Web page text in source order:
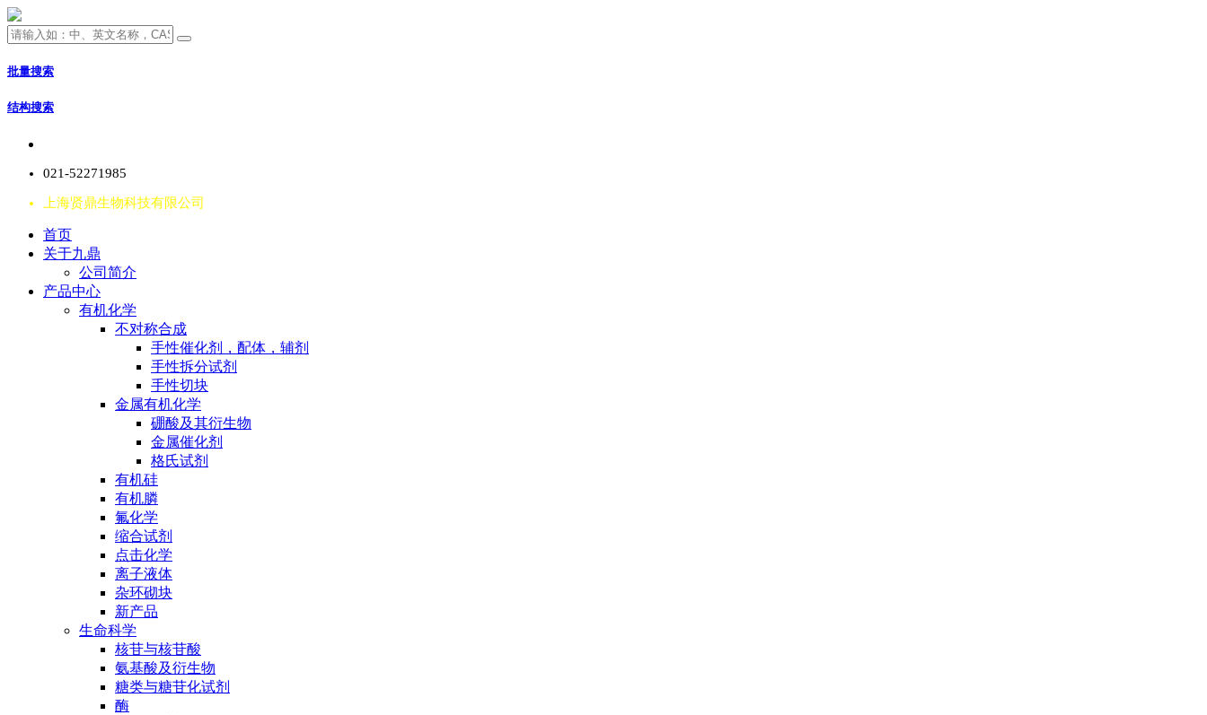
批量搜索
结构搜索
021-52271985
上海贤鼎生物科技有限公司
首页
关于九鼎
公司简介
产品中心
有机化学
不对称合成
手性催化剂，配体，辅剂
手性拆分试剂
手性切块
金属有机化学
硼酸及其衍生物
金属催化剂
格氏试剂
有机硅
有机膦
氟化学
缩合试剂
点击化学
离子液体
杂环砌块
新产品
生命科学
核苷与核苷酸
氨基酸及衍生物
糖类与糖苷化试剂
酶